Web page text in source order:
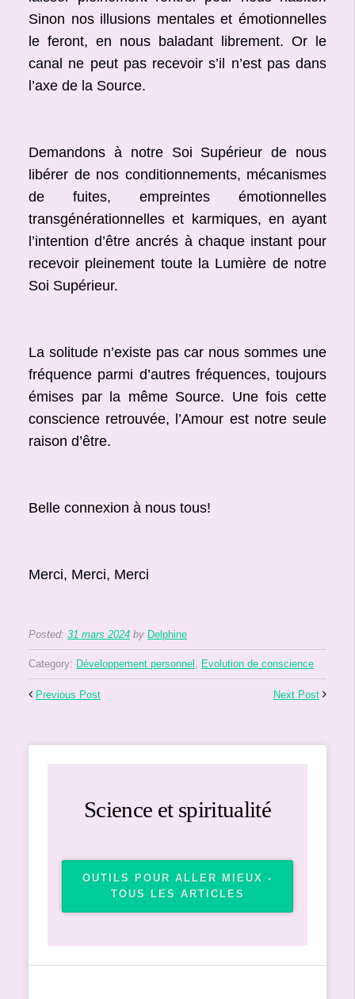
Sinon nos illusions mentales et émotionnelles
le feront, en nous baladant librement. Or le
canal ne peut pas recevoir s’il n’est pas dans
l’axe de la Source.
Demandons à notre Soi Supérieur de nous
libérer de nos conditionnements, mécanismes
de fuites, empreintes émotionnelles
transgénérationnelles et karmiques, en ayant
l’intention d’être ancrés à chaque instant pour
recevoir pleinement toute la Lumière de notre
Soi Supérieur.
La solitude n’existe pas car nous sommes une
fréquence parmi d’autres fréquences, toujours
émises par la même Source. Une fois cette
conscience retrouvée, l’Amour est notre seule
raison d’être.
Belle connexion à nous tous!
Merci, Merci, Merci
Posted: 31 mars 2024 by Delphine
Category: Développement personnel , Evolution de conscience
Previous Post Next Post
Science et spiritualité
OUTILS POUR ALLER MIEUX -
TOUS LES ARTICLES